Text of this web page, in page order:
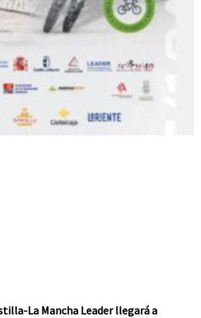
La Mancha Leader llegará a